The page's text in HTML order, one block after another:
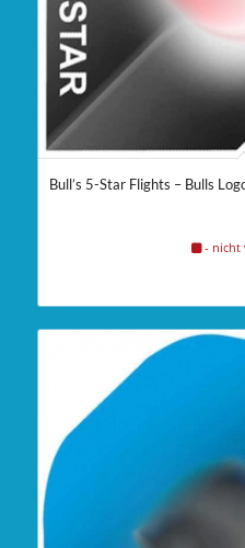
Bull’s 5-Star Flights – Bulls
- nicht